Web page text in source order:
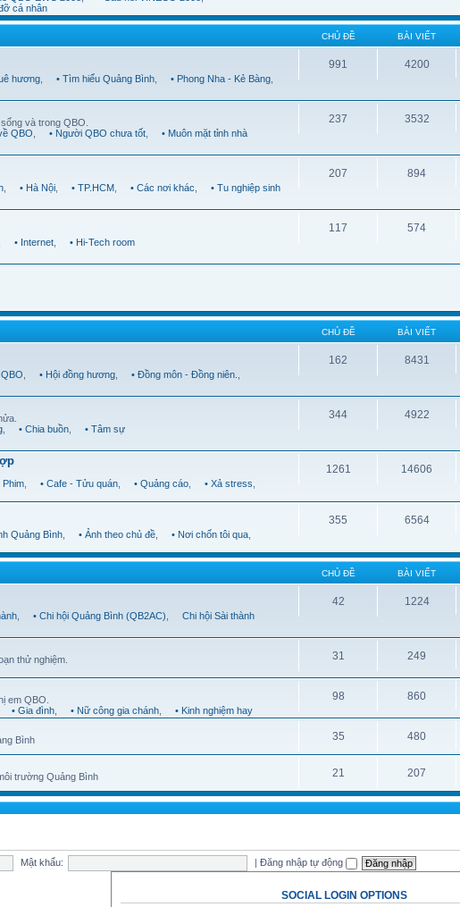
cá nhân
CHỦ ĐỀ BÀI VIẾT
hương • Tìm hiểu Quảng Bình • Phong Nha - Kẻ Bàng
991 4200
và trong QBO.
QBO • Người QBO chưa tốt • Muôn mặt tỉnh nhà
237 3532
• Hà Nội • TP.HCM • Các nơi khác • Tu nghiệp sinh
207 894
• Internet • Hi-Tech room
117 574
CHỦ ĐỀ BÀI VIẾT
• Hội đồng hương • Đồng môn - Đồng niên.
162 8431
• Chia buồn • Tâm sự
344 4922
Phim • Cafe - Tửu quán • Quảng cáo • Xả stress
1261 14606
Quảng Bình • Ảnh theo chủ đề • Nơi chốn tôi qua
355 6564
CHỦ ĐỀ BÀI VIẾT
• Chi hội Quảng Bình (QB2AC) Chi hội Sài thành
42 1224
thử nghiệm.
31 249
em QBO.
• Gia đình • Nữ công gia chánh • Kinh nghiệm hay
98 860
Bình 35 480
trường Quảng Bình 21 207
Mật khẩu: |Đăng nhập tự động
SOCIAL LOGIN OPTIONS